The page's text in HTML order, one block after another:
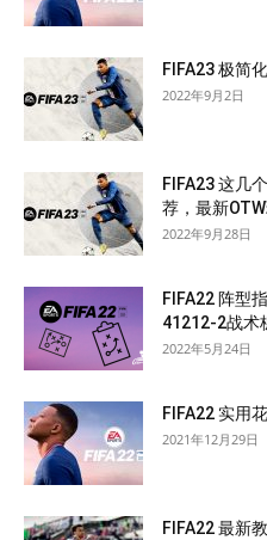
FIFA23 极简
2022年9月2日
FIFA23 这几
荐，最新
2022年9月28日
FIFA22 阵型
41212-2战术
2022年5月24日
FIFA22 实用
2021年12月29日
FIFA22 最新